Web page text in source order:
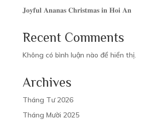
𝐉𝐨𝐲𝐟𝐮𝐥 𝐀𝐧𝐚𝐧𝐚𝐬 𝐂𝐡𝐫𝐢𝐬𝐭𝐦𝐚𝐬 𝐢𝐧 𝐇𝐨𝐢 𝐀𝐧
Recent Comments
Không có bình luận nào để hiển thị.
Archives
Tháng Tư 2026
Tháng Mười 2025
SWIMMING POOL
SWIMMING POOL